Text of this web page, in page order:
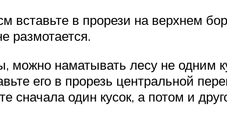
в прорези на верхнем
размотается.
можно наматывать лесу не одним
его в прорезь центральной
сначала один кусок, а потом и